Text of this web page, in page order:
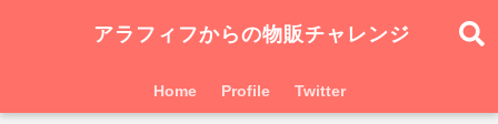
アラフィフからの物販チャレンジ
Home Profile Twitter